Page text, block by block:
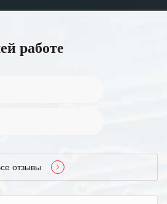
работе
отзывы